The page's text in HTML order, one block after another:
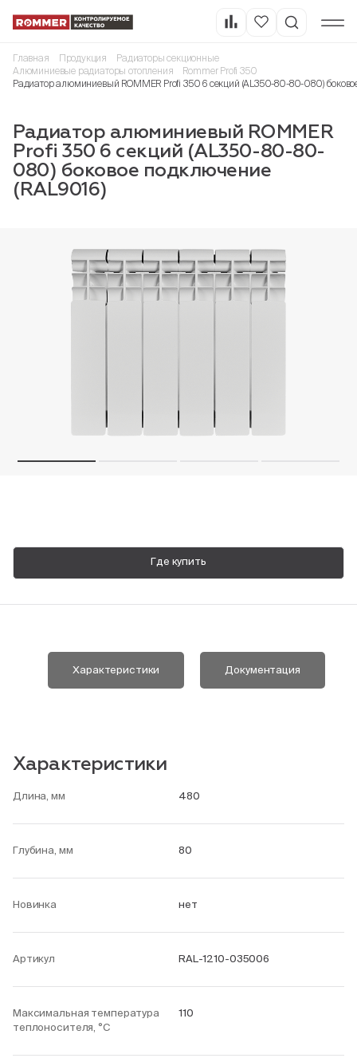
Пн-Пт, 9:00—18:00 +7 800 700 74 63
Главная Продукция
Радиаторы секционные
Алюминиевые радиаторы отопления
Rommer Profi 350
Радиатор алюминиевый ROMMER Profi 350 6 секций (AL350-80-80-080)
Радиатор алюминиевый ROMMER
Profi 350 6 секций (AL350-80-80-
080) боковое подключение
(RAL9016)
Где купить
Характеристики Документация
Характеристики
Длина, мм 480
Глубина, мм 80
Новинка нет
Артикул RAL-1210-035006
Максимальная температура
теплоносителя, °С
110